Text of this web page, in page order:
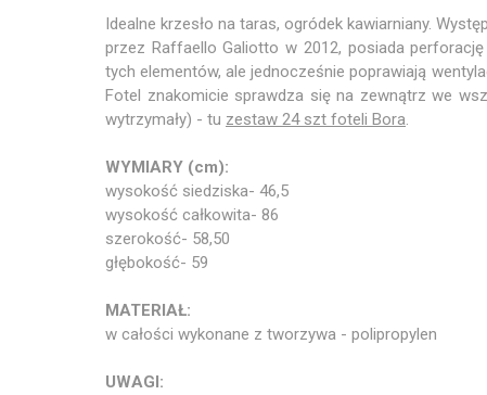
Idealne krzesło na taras, ogródek kawiarniany.
przez Raffaello Galiotto w 2012, posiada
tych elementów, ale jednocześnie poprawiają
Fotel znakomicie sprawdza się na zewnątrz we
wytrzymały) - tu zestaw 24 szt foteli Bora.
WYMIARY (cm):
wysokość siedziska- 46,5
wysokość całkowita- 86
szerokość- 58,50
głębokość- 59
MATERIAŁ:
w całości wykonane z tworzywa - polipropylen
UWAGI: